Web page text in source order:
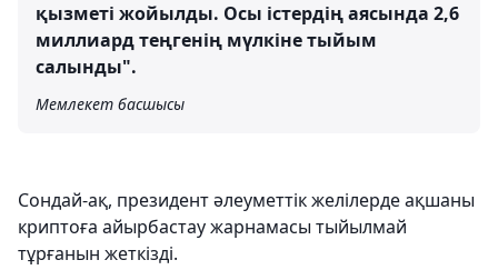
қызметі жойылды. Осы істердің аясында 2,6
миллиард теңгенің мүлкіне тыйым
салынды".
Мемлекет басшысы
Сондай-ақ, президент әлеуметтік желілерде ақшаны
криптоға айырбастау жарнамасы тыйылмай
тұрғанын жеткізді.